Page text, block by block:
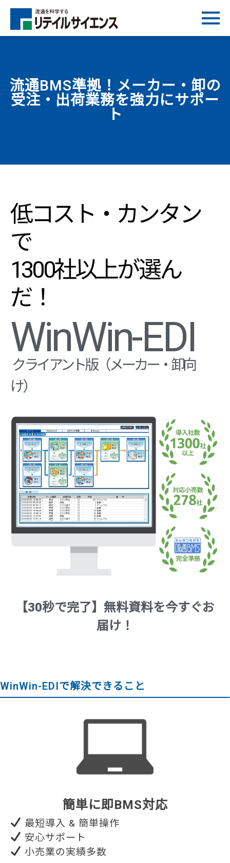
流通BMS準拠！メーカー・卸の
受注・出荷業務を強力にサポー
ト
低コスト・カンタン
で
1300社以上が選ん
だ！
WinWin-EDI
クライアント版（メーカー・卸向
け）
【30秒で完了】無料資料を今すぐお
届け！
WinWin-EDIで解決できること
簡単に即BMS対応
最短導入 & 簡単操作
安心サポート
小売業の実績多数